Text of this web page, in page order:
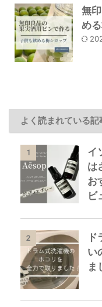
無
め
よく読まれている記
1
イ
は
お
ビ
2
い
ま